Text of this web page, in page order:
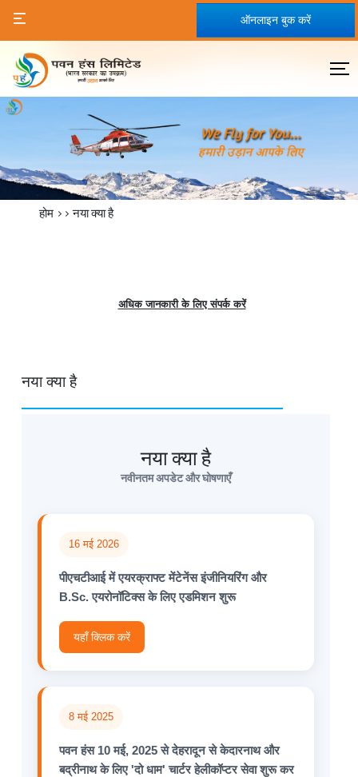
ऑनलाइन बुक करें
होम >>नया क्या है
अधिक जानकारी के लिए संपर्क करें
नया क्या है
नया क्या है
नवीनतम अपडेट और घोषणाएँ
16 मई 2026
पीएचटीआई में एयरक्राफ्ट मेंटेनेंस इंजीनियरिंग और
B.Sc. एयरोनॉटिक्स के लिए एडमिशन शुरू
यहाँ क्लिक करें
8 मई 2025
पवन हंस 10 मई, 2025 से देहरादून से केदारनाथ और
बद्रीनाथ के लिए 'दो धाम' चार्टर हेलीकॉप्टर सेवा शुरू कर